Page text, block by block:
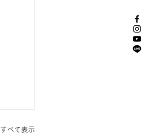
すべて表示